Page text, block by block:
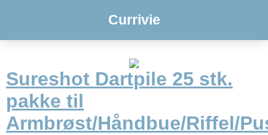
Currivie
Sureshot Dartpile 25 stk.
pakke til
Armbrøst/Håndbue/Riffel/